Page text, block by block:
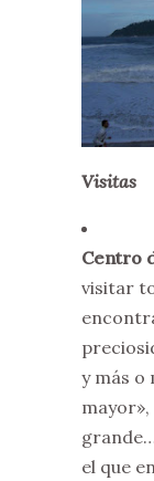
Visitas
Centro
visitar
y más o
el que